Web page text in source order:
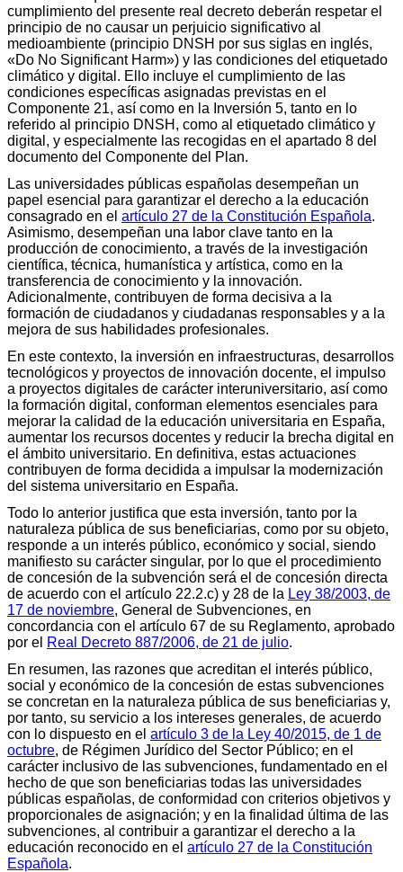
cumplimiento del presente real decreto deberán respetar el
principio de no causar un perjuicio significativo al
medioambiente (principio DNSH por sus siglas en inglés,
«Do No Significant Harm») y las condiciones del etiquetado
climático y digital. Ello incluye el cumplimiento de las
condiciones específicas asignadas previstas en el
Componente 21, así como en la Inversión 5, tanto en lo
referido al principio DNSH, como al etiquetado climático y
digital, y especialmente las recogidas en el apartado 8 del
documento del Componente del Plan.
Las universidades públicas españolas desempeñan un
papel esencial para garantizar el derecho a la educación
consagrado en el artículo 27 de la Constitución Española.
Asimismo, desempeñan una labor clave tanto en la
producción de conocimiento, a través de la investigación
científica, técnica, humanística y artística, como en la
transferencia de conocimiento y la innovación.
Adicionalmente, contribuyen de forma decisiva a la
formación de ciudadanos y ciudadanas responsables y a la
mejora de sus habilidades profesionales.
En este contexto, la inversión en infraestructuras, desarrollos
tecnológicos y proyectos de innovación docente, el impulso
a proyectos digitales de carácter interuniversitario, así como
la formación digital, conforman elementos esenciales para
mejorar la calidad de la educación universitaria en España,
aumentar los recursos docentes y reducir la brecha digital en
el ámbito universitario. En definitiva, estas actuaciones
contribuyen de forma decidida a impulsar la modernización
del sistema universitario en España.
Todo lo anterior justifica que esta inversión, tanto por la
naturaleza pública de sus beneficiarias, como por su objeto,
responde a un interés público, económico y social, siendo
manifiesto su carácter singular, por lo que el procedimiento
de concesión de la subvención será el de concesión directa
de acuerdo con el artículo 22.2.c) y 28 de la Ley 38/2003, de
17 de noviembre, General de Subvenciones, en
concordancia con el artículo 67 de su Reglamento, aprobado
por el Real Decreto 887/2006, de 21 de julio.
En resumen, las razones que acreditan el interés público,
social y económico de la concesión de estas subvenciones
se concretan en la naturaleza pública de sus beneficiarias y,
por tanto, su servicio a los intereses generales, de acuerdo
con lo dispuesto en el artículo 3 de la Ley 40/2015, de 1 de
octubre, de Régimen Jurídico del Sector Público; en el
carácter inclusivo de las subvenciones, fundamentado en el
hecho de que son beneficiarias todas las universidades
públicas españolas, de conformidad con criterios objetivos y
proporcionales de asignación; y en la finalidad última de las
subvenciones, al contribuir a garantizar el derecho a la
educación reconocido en el artículo 27 de la Constitución
Española.